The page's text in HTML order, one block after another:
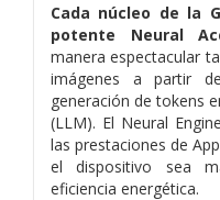
Cada núcleo de la
potente Neural
manera espectacular
imágenes a partir
generación de tokens
(LLM). El Neural
las prestaciones de
el dispositivo sea
eficiencia energética.